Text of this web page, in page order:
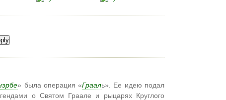
» была операция «Грааль». Ее идею подал
о Святом Граале и рыцарях Круглого